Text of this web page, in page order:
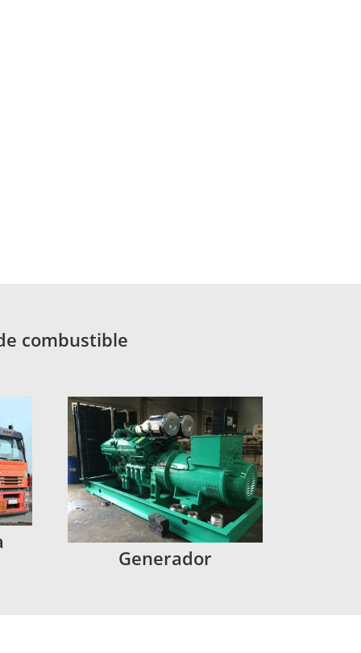
combustible
Generador